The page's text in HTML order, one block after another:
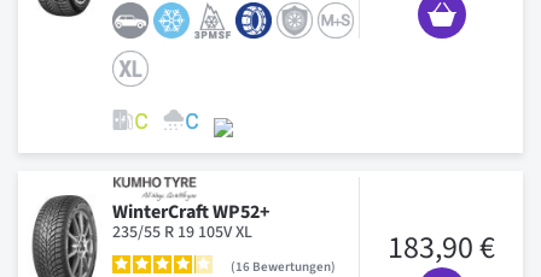
WinterCraft WP52+
235/55 R 19 105V XL
16 Bewertungen 183,90 €